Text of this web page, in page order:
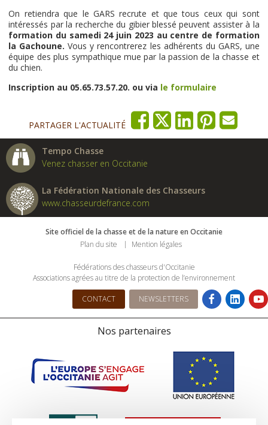
On retiendra que le GARS recrute et que tous ceux qui sont
intéressés par la recherche du gibier blessé peuvent assister à la
formation du samedi 24 juin 2023 au centre de formation
la Gachoune.Vous y rencontrerez les adhérents du GARS, une
équipe des plus sympathique mue par la passion de la chasse et
du chien.
Inscription au 05.65.73.57.20. ou via le formulaire
PARTAGER L'ACTUALITÉ
Tempo Chasse
Venez chasser en Occitanie
La Fédération Nationale des Chasseurs
www.chasseurdefrance.com
Site officiel de la chasse et de la nature en Occitanie
Plan du site
Mention légales
Fédérations des chasseurs d'Occitanie
Associations agrées au titre de la protection de l’environnement
CONTACT NEWSLETTERS
Nos partenaires